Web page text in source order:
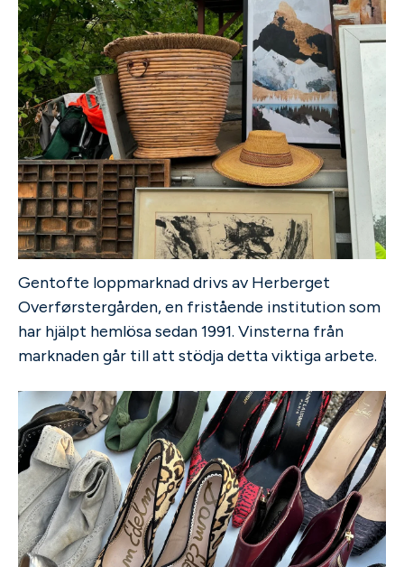
Gentofte loppmarknad drivs av Herberget
Overførstergården, en fristående institution som
har hjälpt hemlösa sedan 1991. Vinsterna från
marknaden går till att stödja detta viktiga arbete.